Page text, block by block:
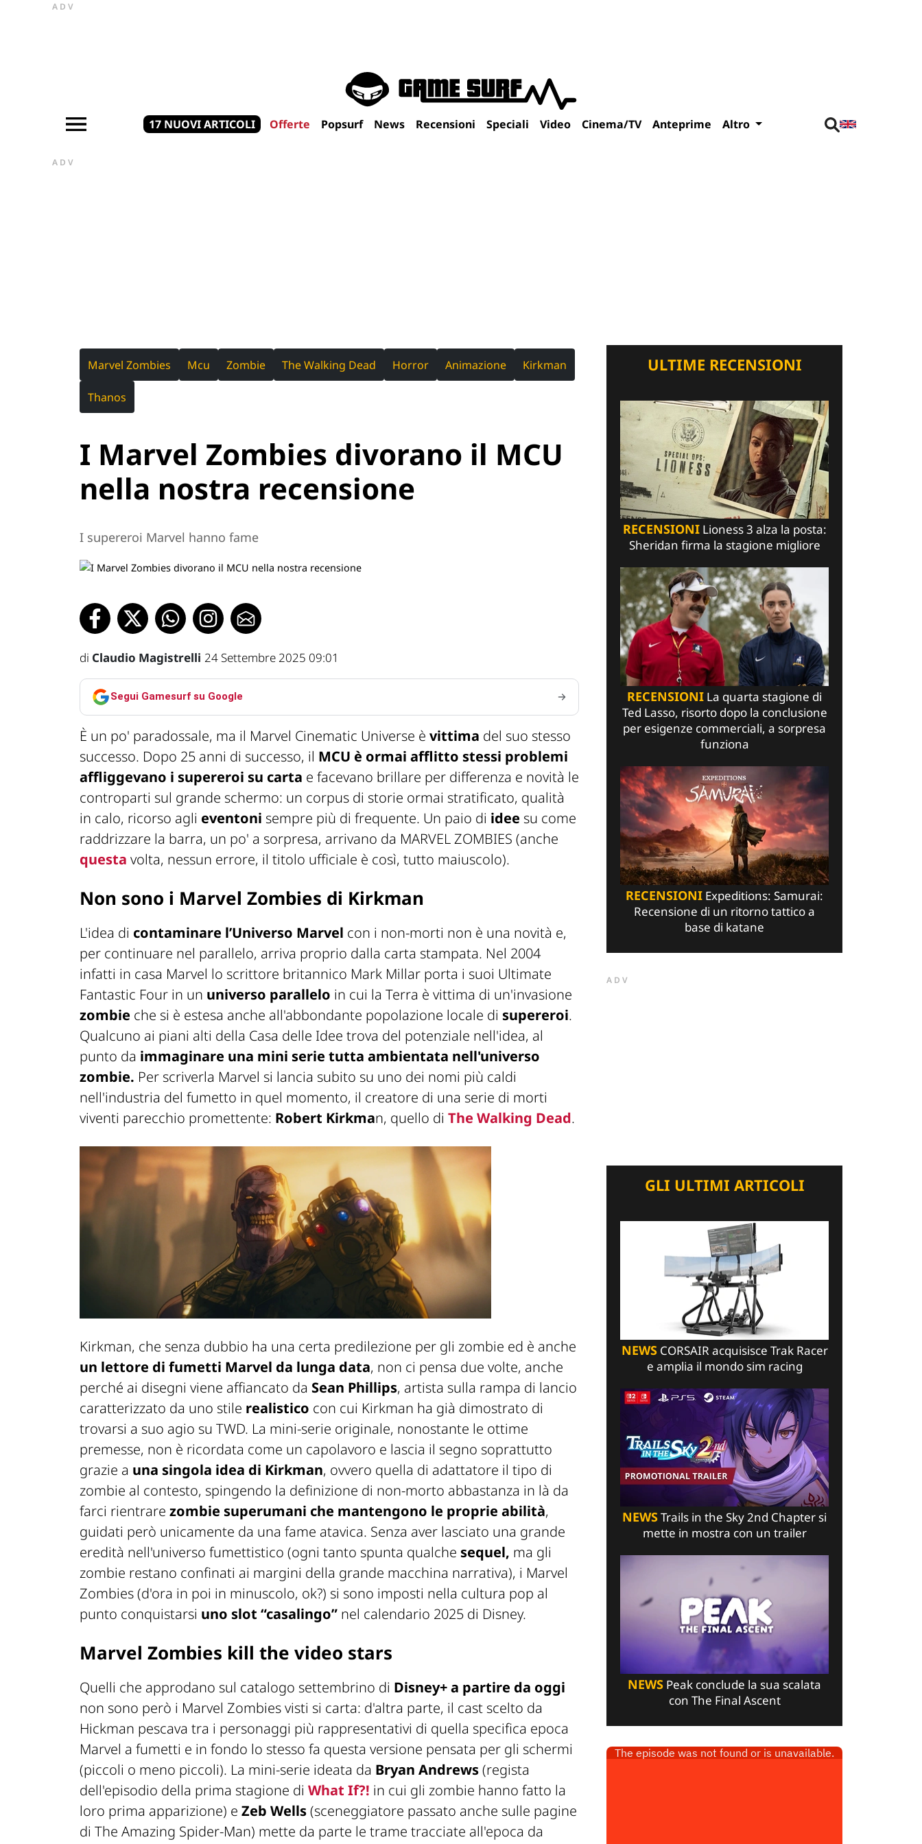
ADV
17 NUOVI ARTICOLI Offerte Popsurf News Recensioni Speciali Video Cinema/TV Anteprime Altro
ADV
Marvel Zombies Mcu Zombie The Walking Dead Horror Animazione Kirkman
Thanos
I Marvel Zombies divorano il MCU
nella nostra recensione
I supereroi Marvel hanno fame
di Claudio Magistrelli 24 Settembre 2025 09:01
Segui Gamesurf su Google
È un po' paradossale, ma il Marvel Cinematic Universe è vittima del suo stesso
successo. Dopo 25 anni di successo, il MCU è ormai afflitto stessi problemi
affliggevano i supereroi su carta e facevano brillare per differenza e novità le
controparti sul grande schermo: un corpus di storie ormai stratificato, qualità
in calo, ricorso agli eventoni sempre più di frequente. Un paio di idee su come
raddrizzare la barra, un po' a sorpresa, arrivano da MARVEL ZOMBIES (anche
questa volta, nessun errore, il titolo ufficiale è così, tutto maiuscolo).
Non sono i Marvel Zombies di Kirkman
L'idea di contaminare l’Universo Marvel con i non-morti non è una novità e,
per continuare nel parallelo, arriva proprio dalla carta stampata. Nel 2004
infatti in casa Marvel lo scrittore britannico Mark Millar porta i suoi Ultimate
Fantastic Four in un universo parallelo in cui la Terra è vittima di un'invasione
zombie che si è estesa anche all'abbondante popolazione locale di supereroi.
Qualcuno ai piani alti della Casa delle Idee trova del potenziale nell'idea, al
punto da immaginare una mini serie tutta ambientata nell'universo
zombie. Per scriverla Marvel si lancia subito su uno dei nomi più caldi
nell'industria del fumetto in quel momento, il creatore di una serie di morti
viventi parecchio promettente: Robert Kirkman, quello di The Walking Dead.
Kirkman, che senza dubbio ha una certa predilezione per gli zombie ed è anche
un lettore di fumetti Marvel da lunga data, non ci pensa due volte, anche
perché ai disegni viene affiancato da Sean Phillips, artista sulla rampa di lancio
caratterizzato da uno stile realistico con cui Kirkman ha già dimostrato di
trovarsi a suo agio su TWD. La mini-serie originale, nonostante le ottime
premesse, non è ricordata come un capolavoro e lascia il segno soprattutto
grazie a una singola idea di Kirkman, ovvero quella di adattatore il tipo di
zombie al contesto, spingendo la definizione di non-morto abbastanza in là da
farci rientrare zombie superumani che mantengono le proprie abilità,
guidati però unicamente da una fame atavica. Senza aver lasciato una grande
eredità nell'universo fumettistico (ogni tanto spunta qualche sequel, ma gli
zombie restano confinati ai margini della grande macchina narrativa), i Marvel
Zombies (d'ora in poi in minuscolo, ok?) si sono imposti nella cultura pop al
punto conquistarsi uno slot “casalingo” nel calendario 2025 di Disney.
Marvel Zombies kill the video stars
Quelli che approdano sul catalogo settembrino di Disney+ a partire da oggi
non sono però i Marvel Zombies visti si carta: d'altra parte, il cast scelto da
Hickman pescava tra i personaggi più rappresentativi di quella specifica epoca
Marvel a fumetti e in fondo lo stesso fa questa versione pensata per gli schermi
(piccoli o meno piccoli). La mini-serie ideata da Bryan Andrews(regista
dell'episodio della prima stagione di What If?! in cui gli zombie hanno fatto la
loro prima apparizione) e Zeb Wells(sceneggiatore passato anche sulle pagine
di The Amazing Spider-Man) mette da parte le trame tracciate all'epoca da
ULTIME RECENSIONI
RECENSIONILioness 3 alza la posta:
Sheridan firma la stagione migliore
RECENSIONI La quarta stagione di
Ted Lasso, risorto dopo la conclusione
per esigenze commerciali, a sorpresa
funziona
RECENSIONI Expeditions: Samurai:
Recensione di un ritorno tattico a
base di katane
ADV
GLI ULTIMI ARTICOLI
NEWSCORSAIR acquisisce Trak Racer
e amplia il mondo sim racing
NEWSTrails in the Sky 2nd Chapter si
mette in mostra con un trailer
NEWS Peak conclude la sua scalata
con The Final Ascent